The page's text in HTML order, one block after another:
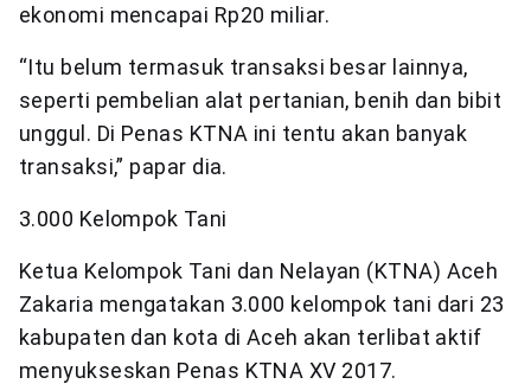
ekonomi mencapai Rp20 miliar.
“Itu belum termasuk transaksi besar lainnya,
seperti pembelian alat pertanian, benih dan bibit
unggul. Di Penas KTNA ini tentu akan banyak
transaksi,” papar dia.
3.000 Kelompok Tani
Ketua Kelompok Tani dan Nelayan (KTNA) Aceh
Zakaria mengatakan 3.000 kelompok tani dari 23
kabupaten dan kota di Aceh akan terlibat aktif
menyukseskan Penas KTNA XV 2017.